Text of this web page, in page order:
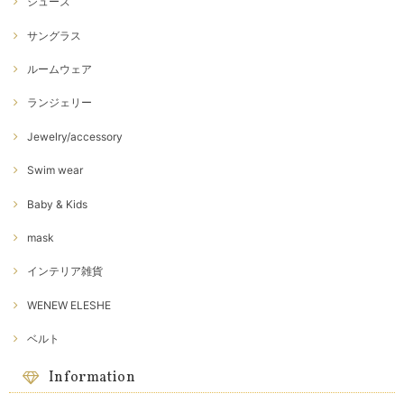
サングラス
ルームウェア
ランジェリー
Jewelry/accessory
Swim wear
Baby & Kids
mask
インテリア雑貨
WENEW ELESHE
ベルト
Information